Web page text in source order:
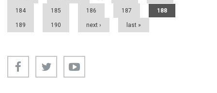
184 185 186 187 188
189 190 next › last »